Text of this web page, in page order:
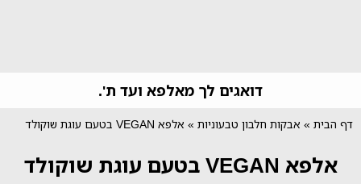
דואגים לך מאלפא ועד ת'.
דף הבית » אבקות חלבון טבעוניות » אלפא VEGAN בטעם עוגת שוקולד
אלפא VEGAN בטעם עוגת שוקולד